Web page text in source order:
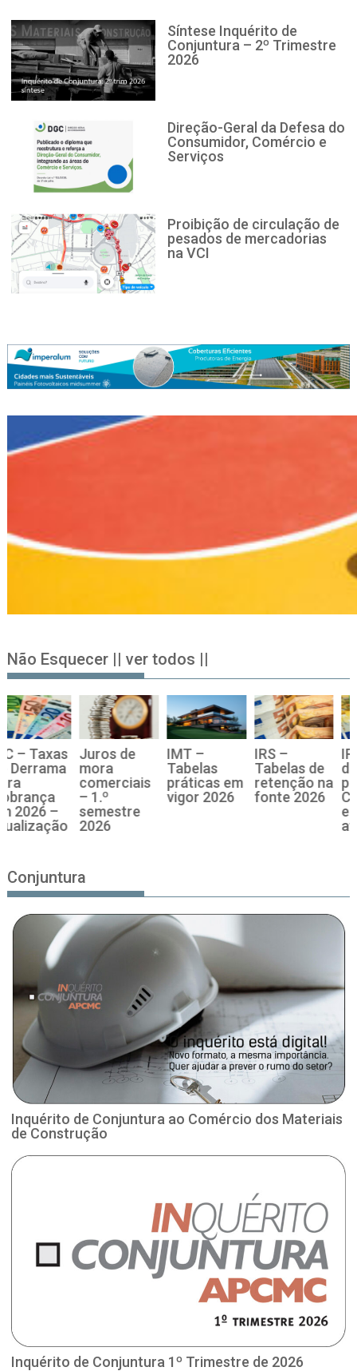
Síntese Inquérito de
Conjuntura – 2º Trimestre
2026
Direção-Geral da Defesa do
Consumidor, Comércio e
Serviços
Proibição de circulação de
pesados de mercadorias
na VCI
Não Esquecer || ver todos ||
IMT –
Tabelas
práticas em
vigor 2026
IRS –
Tabelas de
retenção na
fonte 2026
IRC – Taxas
de Derrama
para
Cobrança
Juros de
mora
comerciais
– 1.º
semestre
Conjuntura
Inquérito de Conjuntura ao Comércio dos Materiais
de Construção
Inquérito de Conjuntura 1º Trimestre de 2026